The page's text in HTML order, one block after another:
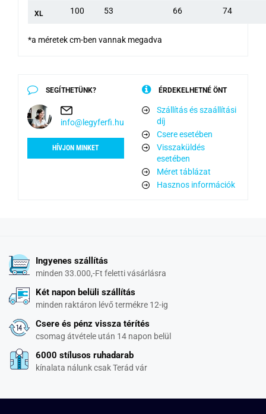
XL 100 53 66 74
*a méretek cm-ben vannak megadva
SEGÍTHETÜNK?
info@legyferfi.hu
HÍVJON MINKET
ÉRDEKELHETNÉ ÖNT
Szállítás és szaállítási
díj
Csere esetében
Visszaküldés
esetében
Méret táblázat
Hasznos információk
Ingyenes szállítás
minden 33.000,-Ft feletti vásárlásra
Két napon belüli szállítás
minden raktáron lévő termékre 12-ig
Csere és pénz vissza térítés
csomag átvétele után 14 napon belül
6000 stílusos ruhadarab
kínalata nálunk csak Terád vár